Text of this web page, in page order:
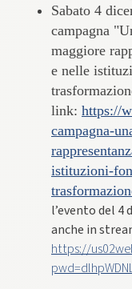
​Sabato 4
campagna
maggiore
e nelle
link: https://
campagna-
istituzioni-
l’evento del 4
anche in
https://